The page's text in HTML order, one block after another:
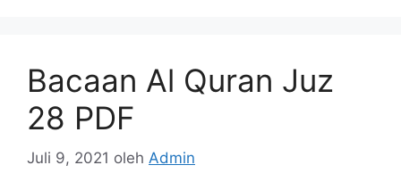
Bacaan Al Quran Juz
28 PDF
Juli 9, 2021 oleh Admin